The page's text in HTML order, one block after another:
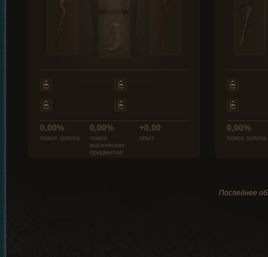
0,00%
поиск золота
0,00%
поиск
магических
предметов
+0,00
опыт
0,00%
поиск золота
Последнее